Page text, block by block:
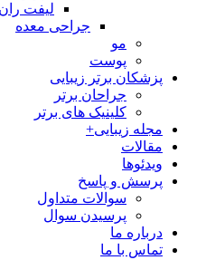
لیفت ران
جراحی معده
مو
پوست
پزشکان برتر زیبایی
جراحان برتر
کلینیک های برتر
مجله زیبایی+
مقالات
ویدئوها
پرسش و پاسخ
سوالات متداول
پرسیدن سوال
درباره ما
تماس با ما